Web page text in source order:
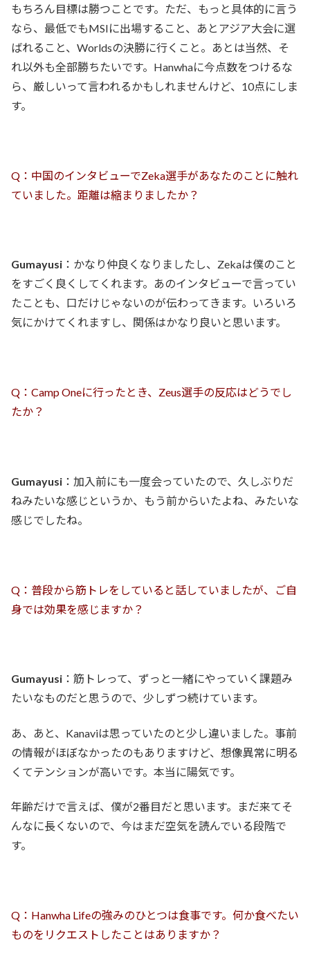
もちろん目標は勝つことです。ただ、もっと具体的に言う
なら、最低でもMSIに出場すること、あとアジア大会に選
ばれること、Worldsの決勝に行くこと。あとは当然、そ
れ以外も全部勝ちたいです。Hanwhaに今点数をつけるな
ら、厳しいって言われるかもしれませんけど、10点にしま
す。
Q：中国のインタビューでZeka選手があなたのことに触れ
ていました。距離は縮まりましたか？
Gumayusi ：かなり仲良くなりましたし、Zekaは僕のこと
をすごく良くしてくれます。あのインタビューで言ってい
たことも、口だけじゃないのが伝わってきます。いろいろ
気にかけてくれますし、関係はかなり良いと思います。
Q：Camp Oneに行ったとき、Zeus選手の反応はどうでし
たか？
Gumayusi ：加入前にも一度会っていたので、久しぶりだ
ねみたいな感じというか、もう前からいたよね、みたいな
感じでしたね。
Q：普段から筋トレをしていると話していましたが、ご自
身では効果を感じますか？
Gumayusi ：筋トレって、ずっと一緒にやっていく課題み
たいなものだと思うので、少しずつ続けています。
あ、あと、Kanaviは思っていたのと少し違いました。事前
の情報がほぼなかったのもありますけど、想像異常に明る
くてテンションが高いです。本当に陽気です。
年齢だけで言えば、僕が2番目だと思います。まだ来てそ
んなに長くないので、今はまだ空気を読んでいる段階で
す。
Q：Hanwha Lifeの強みのひとつは食事です。何か食べたい
ものをリクエストしたことはありますか？